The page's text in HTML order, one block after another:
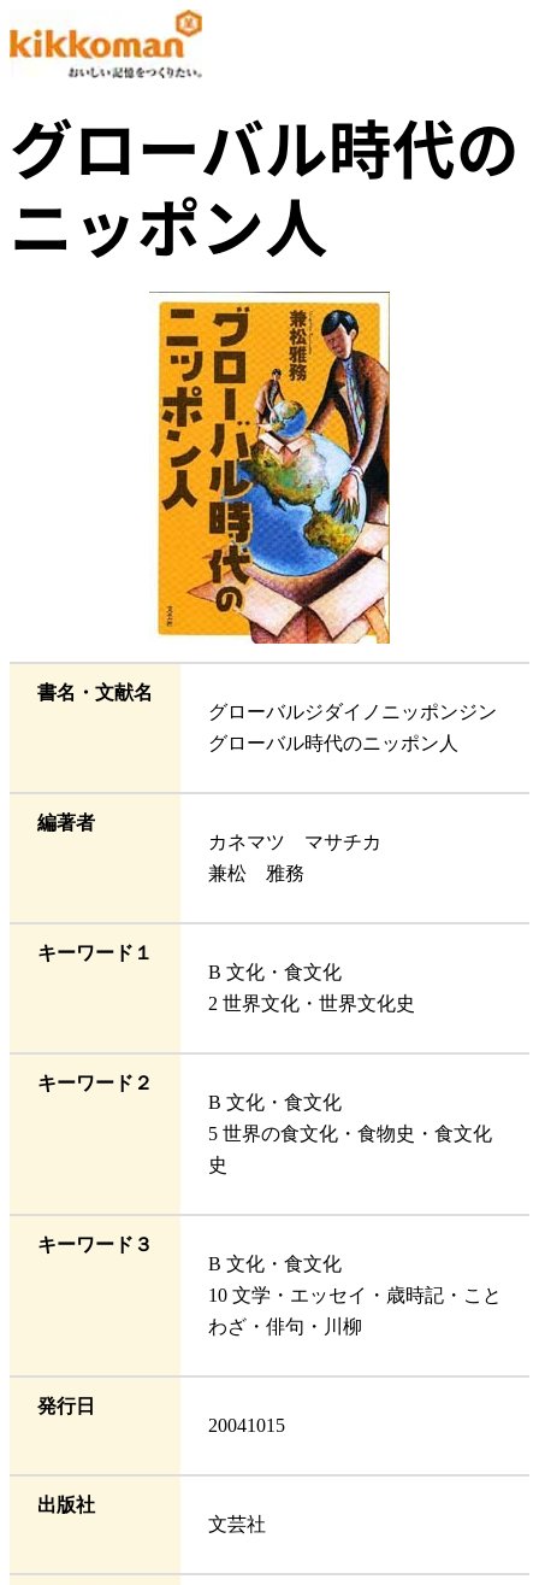
グローバル時代の
ニッポン人
書名・文献名
グローバルジダイノニッポンジン
グローバル時代のニッポン人
編著者
カネマツ マサチカ
兼松 雅務
キーワード１
B 文化・食文化
2 世界文化・世界文化史
キーワード２
B 文化・食文化
5 世界の食文化・食物史・食文化
史
キーワード３
B 文化・食文化
10 文学・エッセイ・歳時記・こと
わざ・俳句・川柳
発行日
20041015
出版社
文芸社